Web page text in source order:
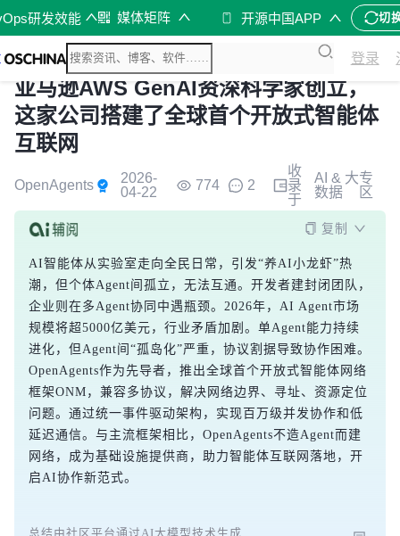
研发效能 媒体矩阵 开源中国APP 切
登录
亚马逊AWS GenAI资深科学家创立，
这家公司搭建了全球首个开放式智能体
互联网
OpenAgents
2026-
04-22
774 2
收
录
于
AI & 大
数据
专
区
复制
AI智能体从实验室走向全民日常，引发“养AI小龙虾”热
潮，但个体Agent间孤立，无法互通。开发者建封闭团队，
企业则在多Agent协同中遇瓶颈。2026年，AI Agent市场
规模将超5000亿美元，行业矛盾加剧。单Agent能力持续
进化，但Agent间“孤岛化”严重，协议割据导致协作困难。
OpenAgents作为先导者，推出全球首个开放式智能体网络
框架ONM，兼容多协议，解决网络边界、寻址、资源定位
问题。通过统一事件驱动架构，实现百万级并发协作和低
延迟通信。与主流框架相比，OpenAgents不造Agent而建
网络，成为基础设施提供商，助力智能体互联网落地，开
启AI协作新范式。
总结由社区平台通过AI大模型技术生成